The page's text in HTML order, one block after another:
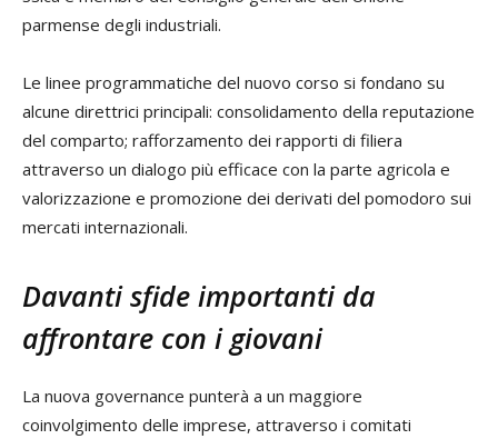
parmense degli industriali.
Le linee programmatiche del nuovo corso si fondano su
alcune direttrici principali: consolidamento della reputazione
del comparto; rafforzamento dei rapporti di filiera
attraverso un dialogo più efficace con la parte agricola e
valorizzazione e promozione dei derivati del pomodoro sui
mercati internazionali.
Davanti sfide importanti da
affrontare con i giovani
La nuova governance punterà a un maggiore
coinvolgimento delle imprese, attraverso i comitati